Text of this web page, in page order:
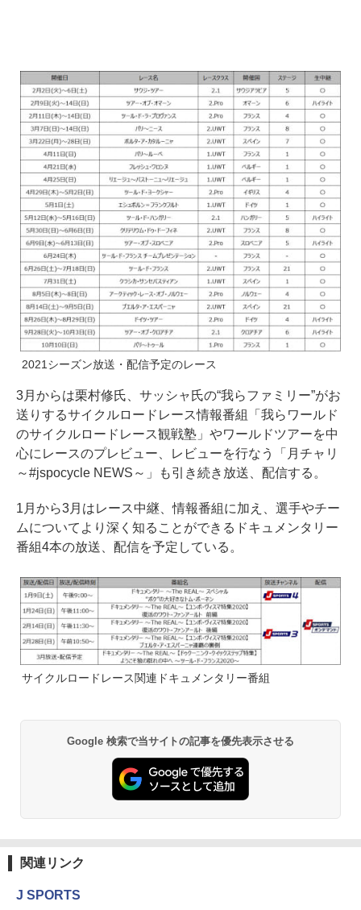
2021シーズン放送・配信予定のレース
3月からは栗村修氏、サッシャ氏の“我らファミリー”がお
送りするサイクルロードレース情報番組「我らワールド
のサイクルロードレース観戦塾」やワールドツアーを中
心にレースのプレビュー、レビューを行なう「月チャリ
～#jspocycle NEWS～」も引き続き放送、配信する。
1月から3月はレース中継、情報番組に加え、選手やチー
ムについてより深く知ることができるドキュメンタリー
番組4本の放送、配信を予定している。
サイクルロードレース関連ドキュメンタリー番組
Google 検索で当サイトの記事を優先表示させる
関連リンク
J SPORTS